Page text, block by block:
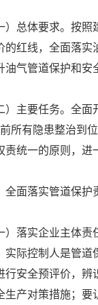
体要求。按照建
的红线，全面落实
油气管道保护和安
要任务。全面开
所有隐患整治到
责统一的原则，进
面落实管道保护
实企业主体责任
实际控制人是管道
行安全预评价，辨
生产对策措施；要